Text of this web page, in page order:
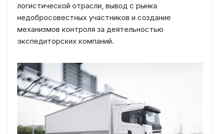
логистической отрасли, вывод с рынка
недобросовестных участников и создание
механизмов контроля за деятельностью
экспедиторских компаний.